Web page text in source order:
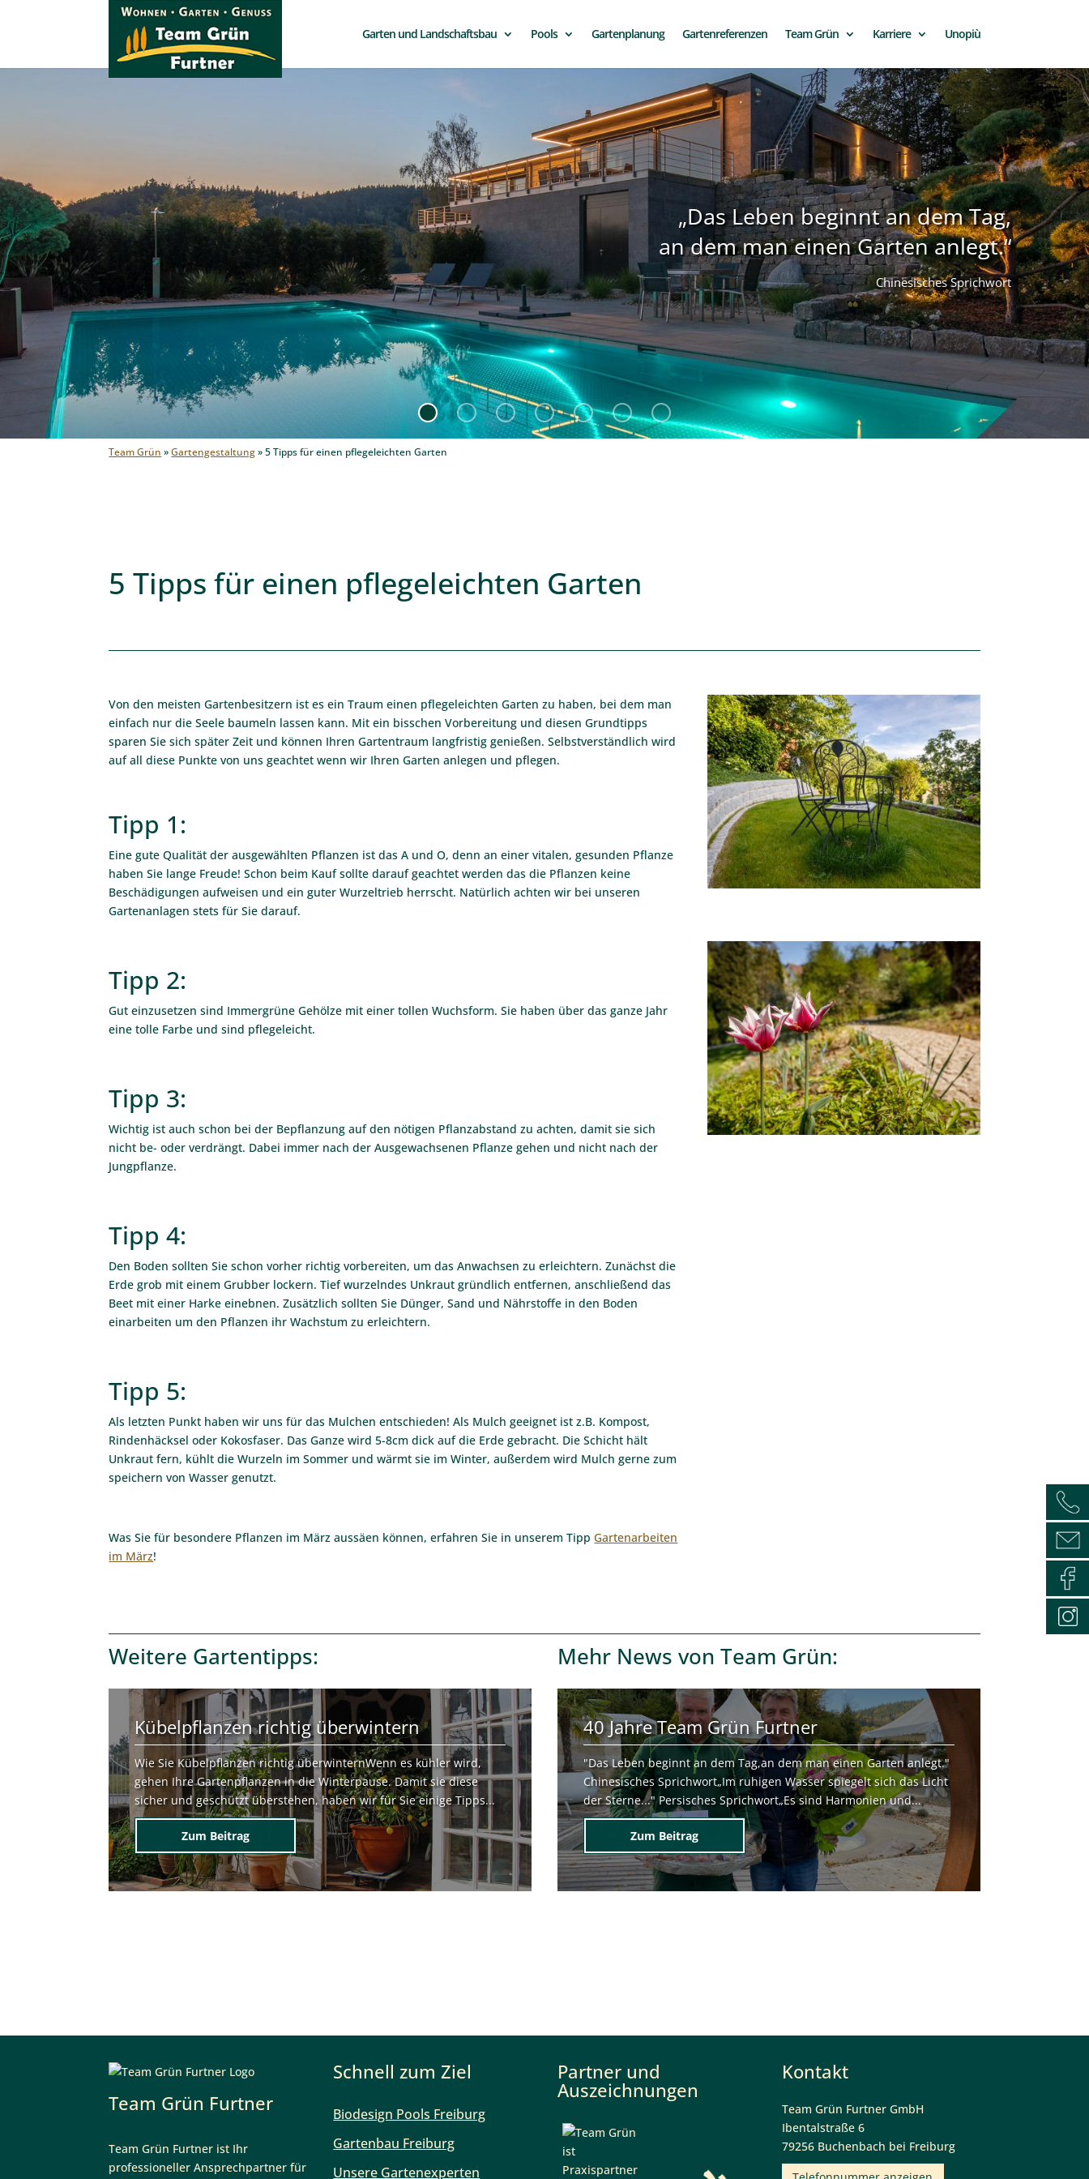
Garten und Landschaftsbau Pools Gartenplanung Gartenreferenzen Team Grün Karriere Unopiù
„Das Leben beginnt an dem Tag,
an dem man einen Garten anlegt.“
Chinesisches Sprichwort
Team Grün »Gartengestaltung»5 Tipps für einen pflegeleichten Garten
5 Tipps für einen pflegeleichten Garten
Von den meisten Gartenbesitzern ist es ein Traum einen pflegeleichten Garten zu haben, bei dem man
einfach nur die Seele baumeln lassen kann. Mit ein bisschen Vorbereitung und diesen Grundtipps
sparen Sie sich später Zeit und können Ihren Gartentraum langfristig genießen. Selbstverständlich wird
auf all diese Punkte von uns geachtet wenn wir Ihren Garten anlegen und pflegen.
Tipp 1:
Eine gute Qualität der ausgewählten Pflanzen ist das A und O, denn an einer vitalen, gesunden Pflanze
haben Sie lange Freude! Schon beim Kauf sollte darauf geachtet werden das die Pflanzen keine
Beschädigungen aufweisen und ein guter Wurzeltrieb herrscht. Natürlich achten wir bei unseren
Gartenanlagen stets für Sie darauf.
Tipp 2:
Gut einzusetzen sind Immergrüne Gehölze mit einer tollen Wuchsform. Sie haben über das ganze Jahr
eine tolle Farbe und sind pflegeleicht.
Tipp 3:
Wichtig ist auch schon bei der Bepflanzung auf den nötigen Pflanzabstand zu achten, damit sie sich
nicht be- oder verdrängt. Dabei immer nach der Ausgewachsenen Pflanze gehen und nicht nach der
Jungpflanze.
Tipp 4:
Den Boden sollten Sie schon vorher richtig vorbereiten, um das Anwachsen zu erleichtern. Zunächst die
Erde grob mit einem Grubber lockern. Tief wurzelndes Unkraut gründlich entfernen, anschließend das
Beet mit einer Harke einebnen. Zusätzlich sollten Sie Dünger, Sand und Nährstoffe in den Boden
einarbeiten um den Pflanzen ihr Wachstum zu erleichtern.
Tipp 5:
Als letzten Punkt haben wir uns für das Mulchen entschieden! Als Mulch geeignet ist z.B. Kompost,
Rindenhäcksel oder Kokosfaser. Das Ganze wird 5-8cm dick auf die Erde gebracht. Die Schicht hält
Unkraut fern, kühlt die Wurzeln im Sommer und wärmt sie im Winter, außerdem wird Mulch gerne zum
speichern von Wasser genutzt.
Was Sie für besondere Pflanzen im März aussäen können, erfahren Sie in unserem TippGartenarbeiten
im März!
Weitere Gartentipps:
Kübelpflanzen richtig überwintern
Wie Sie Kübelpflanzen richtig überwinternWenn es kühler wird,
gehen Ihre Gartenpflanzen in die Winterpause. Damit sie diese
sicher und geschützt überstehen, haben wir für Sie einige Tipps...
Zum Beitrag
Mehr News von Team Grün:
40 Jahre Team Grün Furtner
"Das Leben beginnt an dem Tag,an dem man einen Garten anlegt."
Chinesisches Sprichwort„Im ruhigen Wasser spiegelt sich das Licht
der Sterne..." Persisches Sprichwort„Es sind Harmonien und...
Zum Beitrag
Team Grün Furtner
Team Grün Furtner ist Ihr
professioneller Ansprechpartner für
Schnell zum Ziel
Biodesign Pools Freiburg
Gartenbau Freiburg
Unsere Gartenexperten
Partner und
Auszeichnungen
Kontakt
Team Grün Furtner GmbH
Ibentalstraße 6
79256 Buchenbach bei Freiburg